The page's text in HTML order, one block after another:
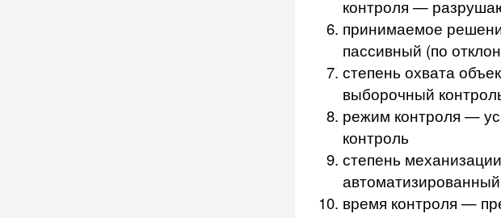
контроля —
принимаемое
пассивный (по
степень охвата
выборочный
режим контроля —
контроль
степень
время контроля —